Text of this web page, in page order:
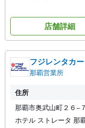
店舗詳細
フジレンタカー
那覇営業所
住所
那覇市奥武山町２６−７
ホテル ストレータ 那